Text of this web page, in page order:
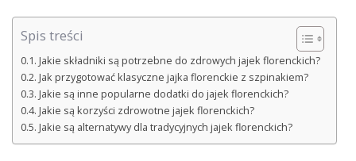
Spis treści
Jakie składniki są potrzebne do zdrowych jajek florenckich?
Jak przygotować klasyczne jajka florenckie z szpinakiem?
Jakie są inne popularne dodatki do jajek florenckich?
Jakie są korzyści zdrowotne jajek florenckich?
Jakie są alternatywy dla tradycyjnych jajek florenckich?